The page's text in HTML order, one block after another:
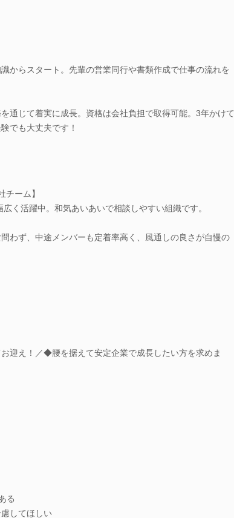
からスタート。先輩の営業同行や書類作成で仕事の流れを
通じて着実に成長。資格は会社負担で取得可能。3年かけて
でも大丈夫です！
チーム】
く活躍中。和気あいあいで相談しやすい組織です。
わず、中途メンバーも定着率高く、風通しの良さが自慢の
迎え！／◆腰を据えて安定企業で成長したい方を求めま
る
してほしい